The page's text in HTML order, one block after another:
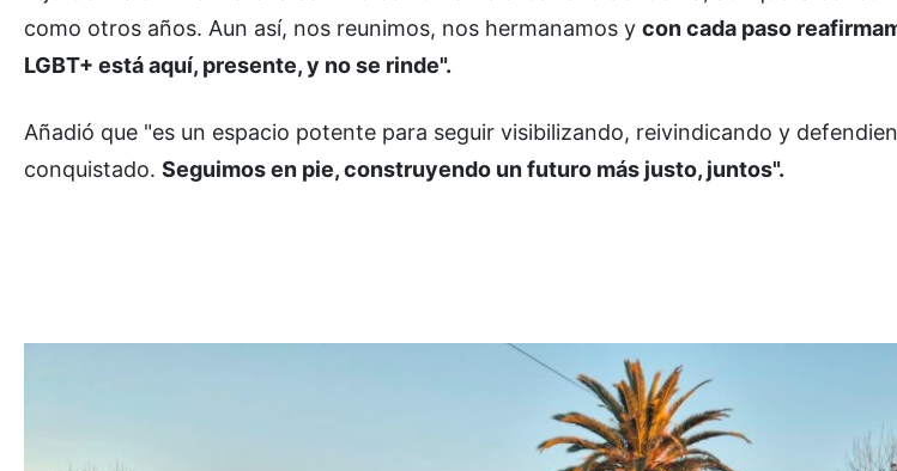
como otros años. Aun así, nos reunimos, nos hermanamos y con cada paso
LGBT+ está aquí, presente, y no se rinde".
Añadió que "es un espacio potente para seguir visibilizando, reivindicando y
conquistado. Seguimos en pie, construyendo un futuro más justo, juntos".